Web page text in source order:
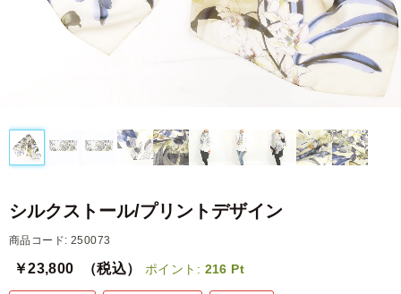
シルクストール/プリントデザイン
商品コード: 250073
￥23,800 （税込） ポイント: 216 Pt